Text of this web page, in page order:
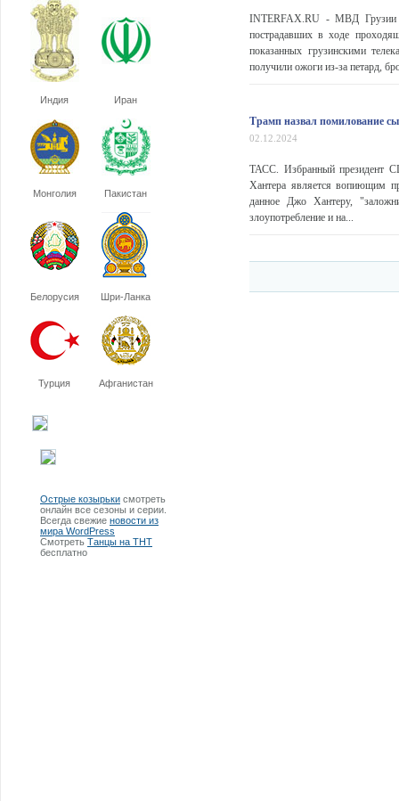
Индия Иран
Монголия Пакистан
Белорусия Шри-Ланка
Турция Афганистан
Острые козырьки смотреть
онлайн все сезоны и серии.
Всегда свежие новости из
мира WordPress
Смотреть Танцы на ТНТ
бесплатно
INTERFAX.RU - МВД Грузии
пострадавших в ходе
показанных грузинскими
получили ожоги из-за петард,
Трамп назвал помилование
02.12.2024
ТАСС. Избранный президент
Хантера является вопиющим
данное Джо Хантеру,
злоупотребление и на...